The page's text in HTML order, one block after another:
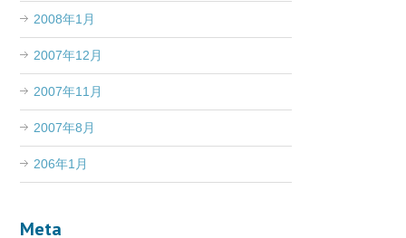
2008年1月
2007年12月
2007年11月
2007年8月
206年1月
Meta